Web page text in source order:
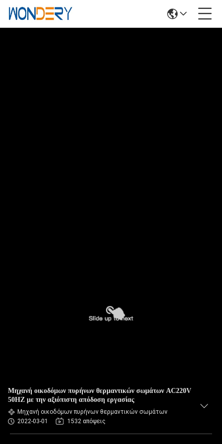
Μηχανή οικοδόμων πυρήνων θερμαντικών σωμάτων AC220V
50HZ με την αξιόπιστη απόδοση εργασίας
Μηχανή οικοδόμων πυρήνων θερμαντικών σωμάτων
2022-03-01
1532 απόψεις